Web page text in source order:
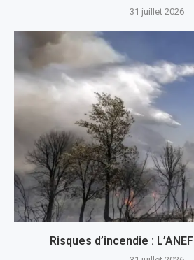
31 juillet 2026
Risques d’incendie :